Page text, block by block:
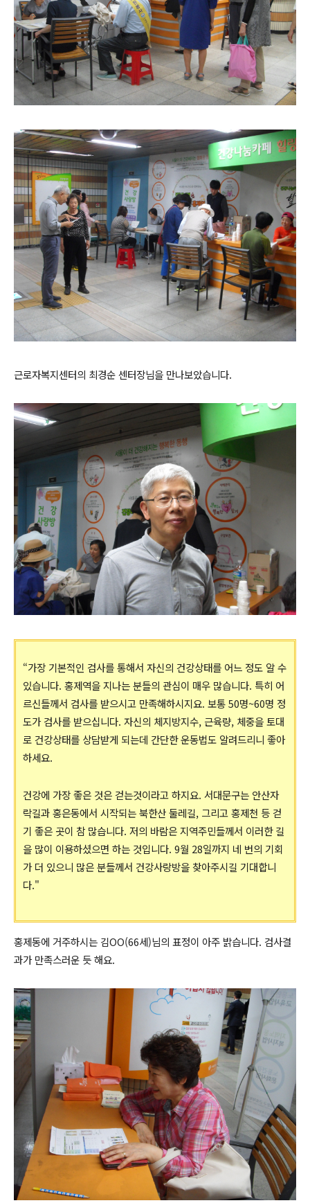
근로자복지센터의 최경순 센터장님을 만나보았습니다.
“가장 기본적인 검사를 통해서 자신의 건강상태를 어느 정도 알 수
있습니다. 홍제역을 지나는 분들의 관심이 매우 많습니다. 특히 어
르신들께서 검사를 받으시고 만족해하시지요. 보통 50명~60명 정
도가 검사를 받으십니다. 자신의 체지방지수, 근육량, 체중을 토대
로 건강상태를 상담받게 되는데 간단한 운동법도 알려드리니 좋아
하세요.
건강에 가장 좋은 것은 걷는것이라고 하지요. 서대문구는 안산자
락길과 홍은동에서 시작되는 북한산 둘레길, 그리고 홍제천 등 걷
기 좋은 곳이 참 많습니다. 저의 바람은 지역주민들께서 이러한 길
을 많이 이용하셨으면 하는 것입니다. 9월 28일까지 네 번의 기회
가 더 있으니 많은 분들께서 건강사랑방을 찾아주시길 기대합니
다."
홍제동에 거주하시는 김OO(66세)님의 표정이 아주 밝습니다. 검사결
과가 만족스러운 듯 해요.